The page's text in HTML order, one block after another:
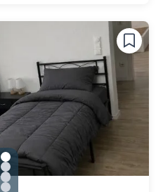
gallery.slide_selector
Zu Slide 1 wechseln
Zu Slide 2 wechseln
Zu Slide 3 wechseln